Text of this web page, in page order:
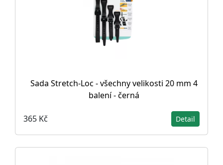
Sada Stretch-Loc - všechny velikosti 20 mm 4
balení - černá
365 Kč Detail